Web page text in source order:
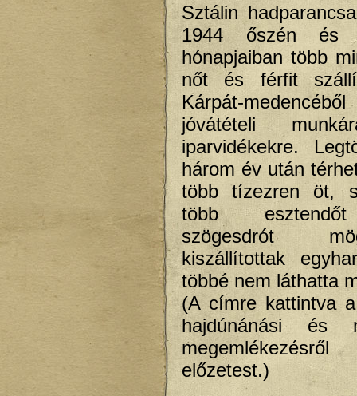
Sztálin
1944 őszén és
hónapjaiban több
nőt és férfit
Kárpát-
jóvátételi
iparvidékekre.
három év után
több tízezren öt,
több
szögesdrót
kiszállítottak
többé nem láthatta
(A címre kattintva
hajdúnánási és
megemlékezésről
előzetest.)